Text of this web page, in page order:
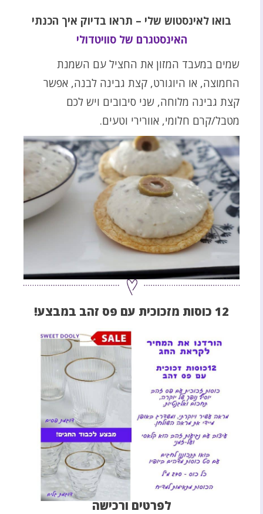
בואו לאינסטוש שלי – תראו בדיוק איך הכנתי
האינסטגרם של סוויטדולי
שמים במעבד המזון את החציל עם השמנת
החמוצה, או היוגורט, קצת גבינה לבנה, אפשר
קצת גבינה מלוחה, שני סיבובים ויש לכם
מטבל/קרם חלומי, אוורירי וטעים.
12 כוסות מזכוכית עם פס זהב במבצע!
לפרטים ורכישה